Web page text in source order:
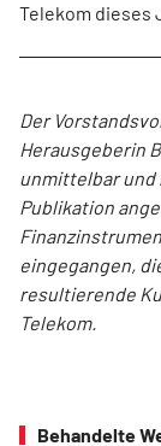
Telekom dieses
Der
Herausgeberin
unmittelbar und
Publikation
eingegangen,
resultierende
Telekom.
Behandelte